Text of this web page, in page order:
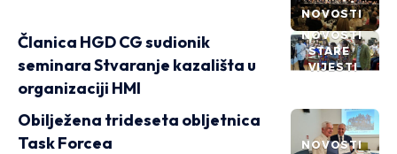
NOVOSTI
NOVOSTI
STARE
VIJESTI
Članica HGD CG sudionik
seminara Stvaranje kazališta u
organizaciji HMI
NOVOSTI
Obilježena trideseta obljetnica
Task Forcea